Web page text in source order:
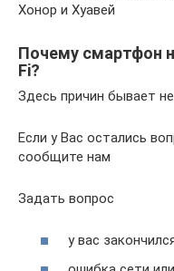
Хонор и Хуавей
Почему смартфон
Fi?
Здесь причин бывает
Если у Вас остались
сообщите нам
Задать вопрос
у вас